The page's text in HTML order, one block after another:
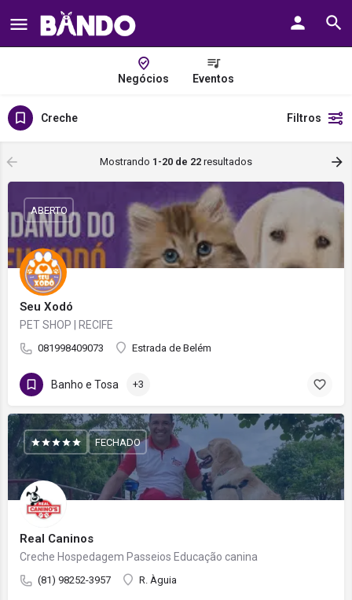
Negócios Eventos
Creche Filtros
Mostrando 1-20 de 22 resultados
Seu Xodó
PET SHOP | RECIFE
081998409073 Estrada de Belém
ABERTO
Banho e Tosa +3
Real Caninos
Creche Hospedagem Passeios Educação canina
(81) 98252-3957 R. Àguia
FECHADO